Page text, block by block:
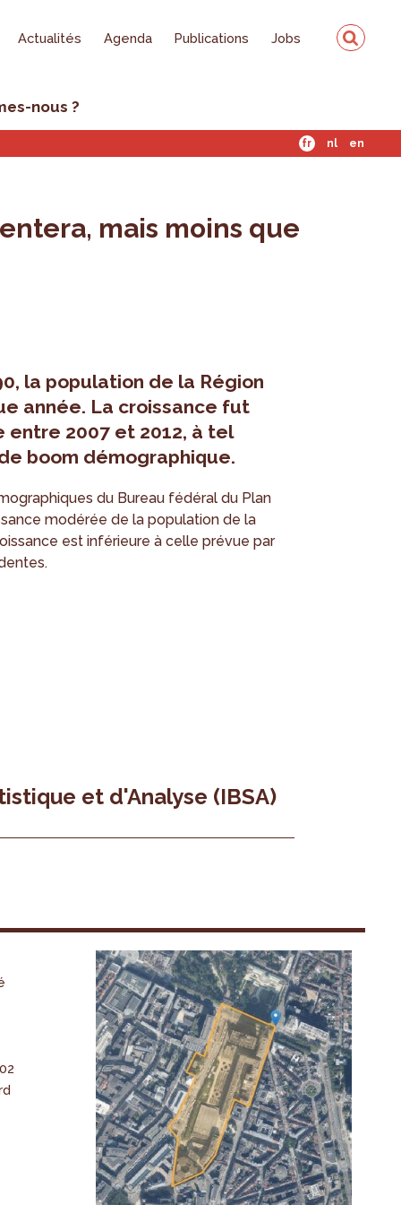
Actualités Agenda Publications Jobs
nous ?
fr nl en
mais moins que
la population de la Région
année. La croissance fut
2007 et 2012, à tel
boom démographique.
du Bureau fédéral du Plan
modérée de la population de la
est inférieure à celle prévue par
et d'Analyse (IBSA)